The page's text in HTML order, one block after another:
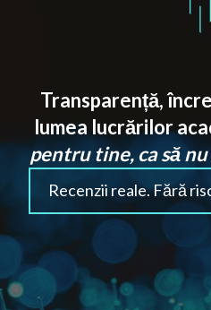
Transparență,
lumea lucrărilor
pentru tine, ca să
Recenzii reale. Fără